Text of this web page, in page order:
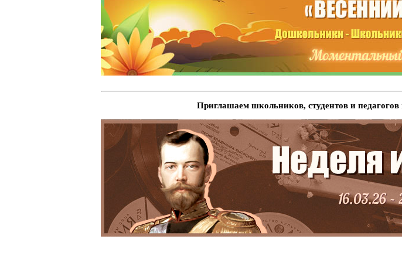
Приглашаем школьников, студентов и педагогов